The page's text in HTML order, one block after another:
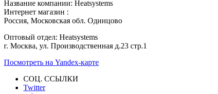
Название компании: Heatsystems
Интернет магазин :
Россия, Московская обл. Одинцово
Оптовый отдел: Heatsystems
г. Москва, ул. Производственная д.23 стр.1
Посмотреть на Yandex-карте
СОЦ. ССЫЛКИ
Twitter